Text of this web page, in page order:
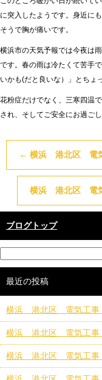
に突入したようです。身近に
そうで胸が痛いです。
横浜市の天気予報では今夜は
です。春の雨は冷たくて苦手
いかも(だと良いな）」とちょ
花粉症だけでなく、三寒四温
され、そしてご安全にお過ごし
← 横浜 港北区 電
横浜 港北区 電
ブログトップ
最近の投稿
横浜 港北区 電気工
横浜 港北区 電気工
横浜 港北区 電気工